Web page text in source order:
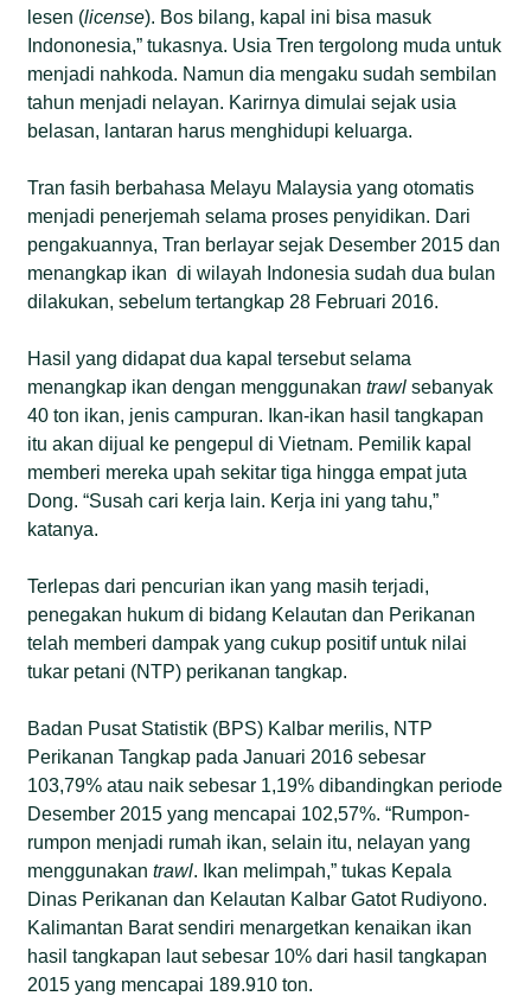
lesen (license). Bos bilang, kapal ini bisa masuk
Indononesia,” tukasnya. Usia Tren tergolong muda untuk
menjadi nahkoda. Namun dia mengaku sudah sembilan
tahun menjadi nelayan. Karirnya dimulai sejak usia
belasan, lantaran harus menghidupi keluarga.
Tran fasih berbahasa Melayu Malaysia yang otomatis
menjadi penerjemah selama proses penyidikan. Dari
pengakuannya, Tran berlayar sejak Desember 2015 dan
menangkap ikan di wilayah Indonesia sudah dua bulan
dilakukan, sebelum tertangkap 28 Februari 2016.
Hasil yang didapat dua kapal tersebut selama
menangkap ikan dengan menggunakantrawlsebanyak
40 ton ikan, jenis campuran. Ikan-ikan hasil tangkapan
itu akan dijual ke pengepul di Vietnam. Pemilik kapal
memberi mereka upah sekitar tiga hingga empat juta
Dong. “Susah cari kerja lain. Kerja ini yang tahu,”
katanya.
Terlepas dari pencurian ikan yang masih terjadi,
penegakan hukum di bidang Kelautan dan Perikanan
telah memberi dampak yang cukup positif untuk nilai
tukar petani (NTP) perikanan tangkap.
Badan Pusat Statistik (BPS) Kalbar merilis, NTP
Perikanan Tangkap pada Januari 2016 sebesar
103,79% atau naik sebesar 1,19% dibandingkan periode
Desember 2015 yang mencapai 102,57%. “Rumpon-
rumpon menjadi rumah ikan, selain itu, nelayan yang
menggunakantrawl. Ikan melimpah,” tukas Kepala
Dinas Perikanan dan Kelautan Kalbar Gatot Rudiyono.
Kalimantan Barat sendiri menargetkan kenaikan ikan
hasil tangkapan laut sebesar 10% dari hasil tangkapan
2015 yang mencapai 189.910 ton.